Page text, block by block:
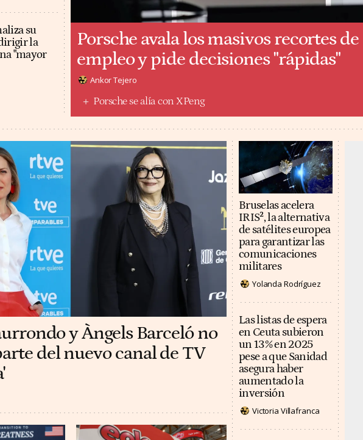
su
la
"mayor
Porsche avala los masivos recortes de
empleo y pide decisiones "rápidas"
Ankor Tejero
Porsche se alía con XPeng
y Àngels Barceló no
del nuevo canal de TV
Bruselas acelera
IRIS², la alternativa
de satélites europea
para garantizar las
comunicaciones
militares
Yolanda Rodríguez
Las listas de espera
en Ceuta subieron
un 13% en 2025
pese a que Sanidad
asegura haber
aumentado la
inversión
Victoria Villafranca